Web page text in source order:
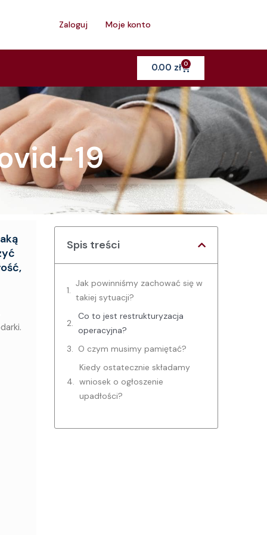
Zaloguj Moje konto
0.00 zł 0Cart
19
Spis treści
Jak powinniśmy zachować się w
takiej sytuacji?
Co to jest restrukturyzacja
operacyjna?
O czym musimy pamiętać?
Kiedy ostatecznie składamy
wniosek o ogłoszenie
upadłości?